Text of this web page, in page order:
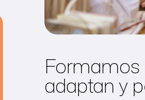
Formamos
adaptan y